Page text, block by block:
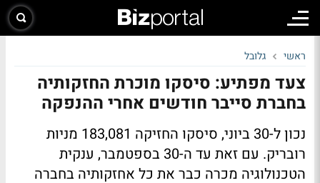
ראשי גלובל
צעד מפתיע: סיסקו מוכרת החזקותיה
בחברת סייבר חודשים אחרי ההנפקה
נכון ל-30 ביוני, סיסקו החזיקה 183,081 מניות
רובריק. עם זאת עד ה-30 בספטמבר, ענקית
הטכנולוגיה מכרה כבר את כל אחזקותיה בחברה